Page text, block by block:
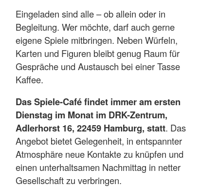
Eingeladen sind alle – ob allein oder in
Begleitung. Wer möchte, darf auch gerne
eigene Spiele mitbringen. Neben Würfeln,
Karten und Figuren bleibt genug Raum für
Gespräche und Austausch bei einer Tasse
Kaffee.
Das Spiele-Café findet immer am ersten
Dienstag im Monat im DRK-Zentrum,
Adlerhorst 16, 22459 Hamburg, statt. Das
Angebot bietet Gelegenheit, in entspannter
Atmosphäre neue Kontakte zu knüpfen und
einen unterhaltsamen Nachmittag in netter
Gesellschaft zu verbringen.